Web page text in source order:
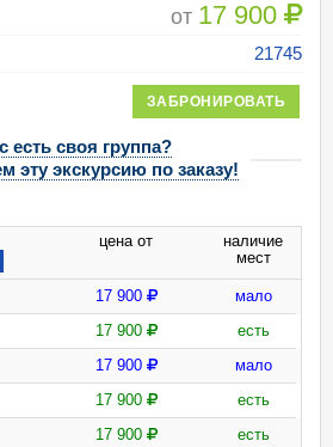
от 17 900
21745
ЗАБРОНИРОВАТЬ
есть своя группа?
эту экскурсию по заказу!
цена от
наличие
мест
17 900
мало
17 900
есть
17 900
мало
17 900
есть
17 900
есть